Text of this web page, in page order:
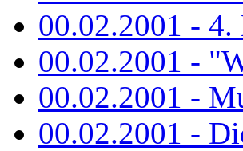
00.02.2001 -
00.02.2001 -
00.02.2001 -
00.02.2001 -